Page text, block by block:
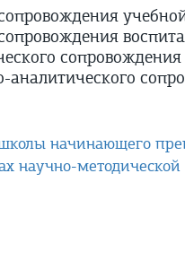
начинающего
научно-